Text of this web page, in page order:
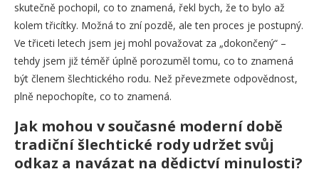
skutečně pochopil, co to znamená, řekl bych, že to bylo až
kolem třicítky. Možná to zní pozdě, ale ten proces je postupný.
Ve třiceti letech jsem jej mohl považovat za „dokončený“ –
tehdy jsem již téměř úplně porozuměl tomu, co to znamená
být členem šlechtického rodu. Než převezmete odpovědnost,
plně nepochopíte, co to znamená.
Jak mohou v současné moderní době
tradiční šlechtické rody udržet svůj
odkaz a navázat na dědictví minulosti?